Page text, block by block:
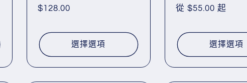
定
$128.00
選擇選項
定
從 $55.00 起
選擇選項